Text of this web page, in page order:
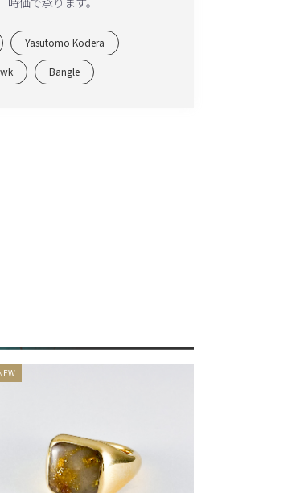
Yasutomo Kodera
Bangle